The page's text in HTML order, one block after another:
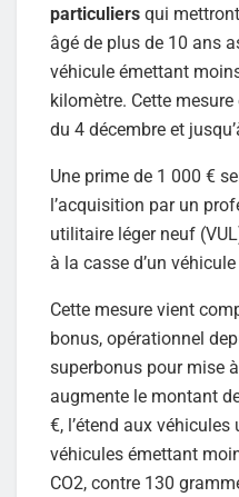
particuliers qui
âgé de plus de 10 ans
véhicule émettant
kilomètre. Cette
du 4 décembre et
Une prime de 1 000 €
l’acquisition par un
utilitaire léger neuf
à la casse d’un
Cette mesure vient
bonus, opérationnel
superbonus pour mise
augmente le montant
€, l’étend aux
véhicules émettant
CO2, contre 130